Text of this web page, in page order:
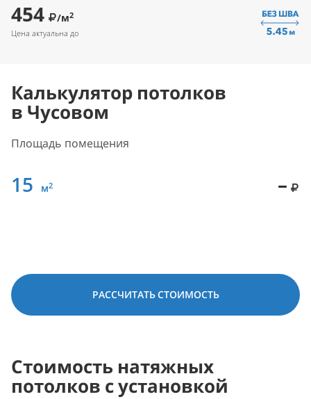
454 /м2
Цена актуальна до
Калькулятор потолков
в Чусовом
Площадь помещения
15 м2 –
РАССЧИТАТЬ СТОИМОСТЬ
Стоимость натяжных
потолков с установкой